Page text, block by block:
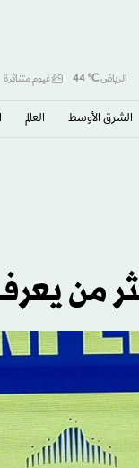
الرياض℃
44 غيوم متناثرة
الشرق الأوسط​ العالم
من